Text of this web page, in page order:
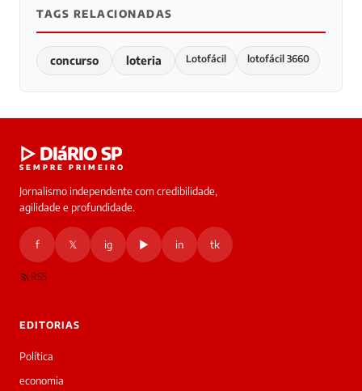
TAGS RELACIONADAS
concurso loteria Lotofácil lotofácil 3660
▷ DIáRIO SP
SEMPRE PRIMEIRO
Jornalismo independente com credibilidade,
agilidade e profundidade.
f 𝕏 ig ▶ in tk
RSS
EDITORIAS
Política
economia